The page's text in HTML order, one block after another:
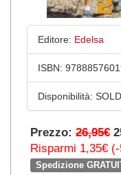
Editore: Edelsa
ISBN:
Disponibilità:
Prezzo: 26,95€
Risparmi 1,35€
Spedizione